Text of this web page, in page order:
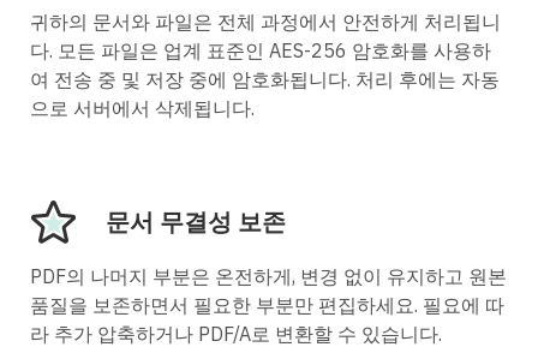
귀하의 문서와 파일은 전체 과정에서 안전하게 처리됩니
다. 모든 파일은 업계 표준인 AES-256 암호화를 사용하
여 전송 중 및 저장 중에 암호화됩니다. 처리 후에는 자동
으로 서버에서 삭제됩니다.
문서 무결성 보존
PDF의 나머지 부분은 온전하게, 변경 없이 유지하고 원본
품질을 보존하면서 필요한 부분만 편집하세요. 필요에 따
라 추가 압축하거나 PDF/A로 변환할 수 있습니다.